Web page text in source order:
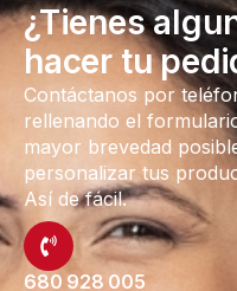
¿Tienes
hacer tu
Contáctanos por
rellenando el
mayor brevedad
personalizar tus
Así de fácil.
680 928 005